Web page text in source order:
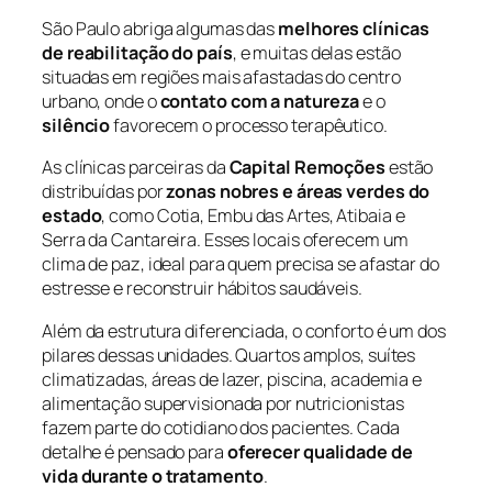
São Paulo abriga algumas dasmelhores clínicas
de reabilitação do país, e muitas delas estão
situadas em regiões mais afastadas do centro
urbano, onde ocontato com a naturezae o
silênciofavorecem o processo terapêutico.
As clínicas parceiras daCapital Remoçõesestão
distribuídas porzonas nobres e áreas verdes do
estado, como Cotia, Embu das Artes, Atibaia e
Serra da Cantareira. Esses locais oferecem um
clima de paz, ideal para quem precisa se afastar do
estresse e reconstruir hábitos saudáveis.
Além da estrutura diferenciada, o conforto é um dos
pilares dessas unidades. Quartos amplos, suítes
climatizadas, áreas de lazer, piscina, academia e
alimentação supervisionada por nutricionistas
fazem parte do cotidiano dos pacientes. Cada
detalhe é pensado paraoferecer qualidade de
vida durante o tratamento.